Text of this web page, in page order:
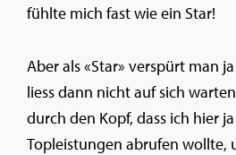
fühlte mich fast wie ein Star!
Aber als «Star» verspürt man
liess dann nicht auf sich
durch den Kopf, dass ich hier
Topleistungen abrufen wollte,